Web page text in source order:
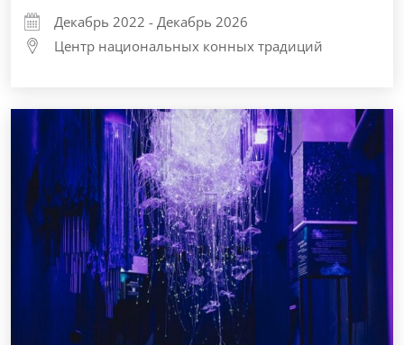
Декабрь 2022 - Декабрь 2026
Центр национальных конных традиций